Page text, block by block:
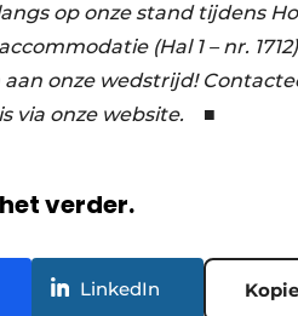
op onze stand tijdens
(Hal 1 – nr.
onze wedstrijd!
via onze website. ■
verder.
LinkedIn